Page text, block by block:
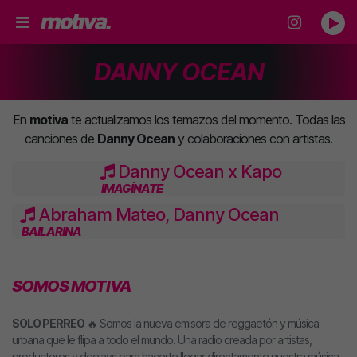
DANNY OCEAN
En motivate actualizamos los temazos del momento. Todas las
canciones de Danny Ocean y colaboraciones con artistas.
Danny Ocean x Kapo
IMAGÍNATE
Abraham Mateo, Danny Ocean
BAILARINA
SOMOS MOTIVA
SOLO PERREO 🔥 Somos la nueva emisora de reggaetón y música
urbana que le flipa a todo el mundo. Una radio creada por artistas,